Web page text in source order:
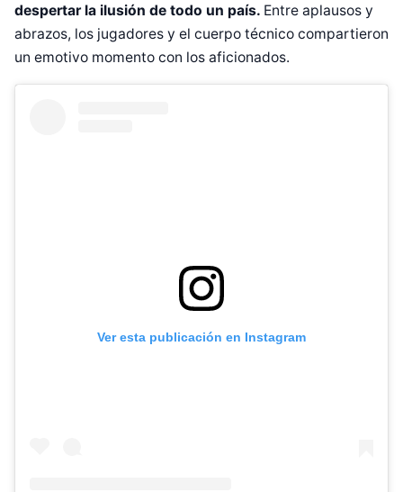
despertar la ilusión de todo un país. Entre aplausos y
abrazos, los jugadores y el cuerpo técnico compartieron
un emotivo momento con los aficionados.
Ver esta publicación en Instagram